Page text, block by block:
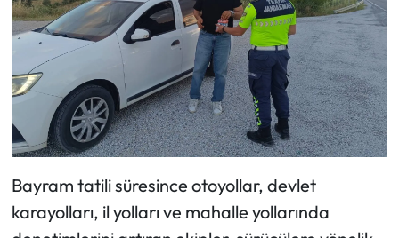
Bayram tatili süresince otoyollar, devlet
karayolları, il yolları ve mahalle yollarında